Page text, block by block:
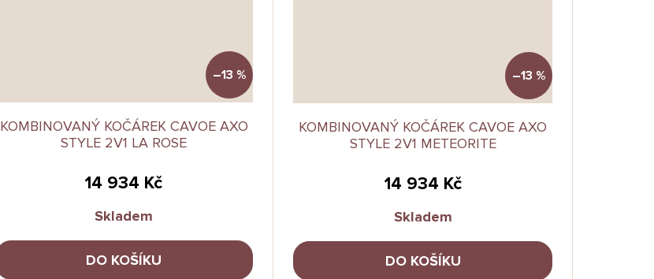
–13 %
KOMBINOVANÝ KOČÁREK CAVOE AXO
STYLE 2V1 LA ROSE
14 934 Kč
Skladem
DO KOŠÍKU
–13 %
KOMBINOVANÝ KOČÁREK CAVOE AXO
STYLE 2V1 METEORITE
14 934 Kč
Skladem
DO KOŠÍKU